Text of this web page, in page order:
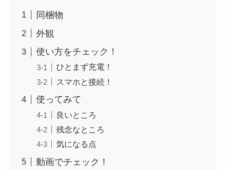
同梱物
外観
使い方をチェック！
ひとまず充電！
スマホと接続！
使ってみて
良いところ
残念なところ
気になる点
動画でチェック！